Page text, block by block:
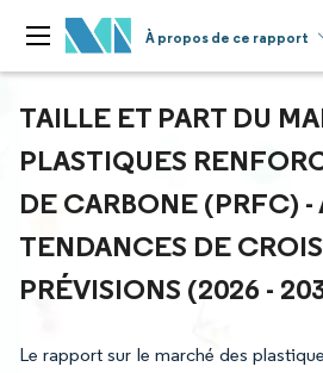
À propos de ce rapport
TAILLE ET PART DU
PLASTIQUES
DE CARBONE (PRFC) -
TENDANCES DE
PRÉVISIONS (2026 -
Le rapport sur le marché des